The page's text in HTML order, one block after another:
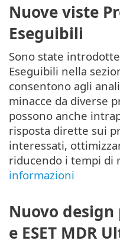
Nuove viste
Eseguibili
Sono state
Eseguibili nella
consentono agli
minacce da diverse
possono anche
risposta dirette sui
interessati,
riducendo i tempi di
informazioni
Nuovo
e ESET MDR